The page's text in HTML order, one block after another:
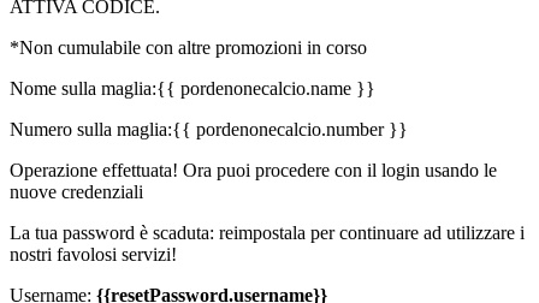
ATTIVA CODICE.
*Non cumulabile con altre promozioni in corso
Nome sulla maglia:{{ pordenonecalcio.name }}
Numero sulla maglia:{{ pordenonecalcio.number }}
Operazione effettuata! Ora puoi procedere con il login usando le
nuove credenziali
La tua password è scaduta: reimpostala per continuare ad utilizzare i
nostri favolosi servizi!
Username: {{resetPassword.username}}